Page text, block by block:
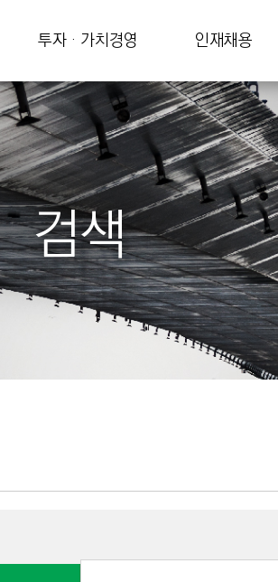
투자 · 가치경영 인재채용
검색